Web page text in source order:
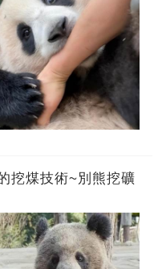
挖煤技術~別熊挖礦